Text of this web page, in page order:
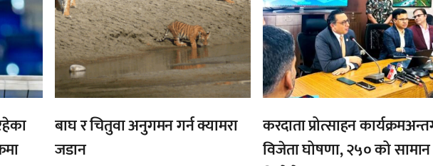
बाघ र चितुवा अनुगमन गर्न क्यामरा
जडान
करदाता प्रोत्साहन
विजेता घोषणा, २५० को सामान